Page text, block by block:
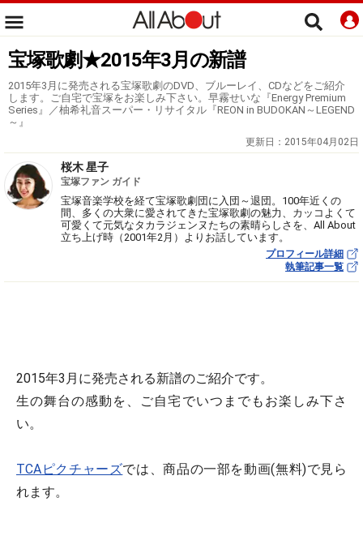
宝塚歌劇★2015年3月の新譜
2015年3月に発売される宝塚歌劇のDVD、ブルーレイ、CDなどをご紹介
します。ご自宅で宝塚をお楽しみ下さい。早霧せいな『Energy Premium
Series』／柚希礼音スーパー・リサイタル『REON in BUDOKAN～LEGEND
～』
更新日： 2015年04月02日
桜木 星子
宝塚ファン ガイド
宝塚音楽学校を経て宝塚歌劇団に入団～退団。100年近くの
間、多くの大衆に愛されてきた宝塚歌劇の魅力、カッコよくて
可愛くて元気なタカラジェンヌたちの素晴らしさを、All About
立ち上げ時（2001年2月）よりお話しています。
プロフィール詳細
執筆記事一覧
2015年3月に発売される新譜のご紹介です。
生の舞台の感動を、ご自宅でいつまでもお楽しみ下さ
い。
TCAピクチャーズでは、商品の一部を動画(無料)で見ら
れます。